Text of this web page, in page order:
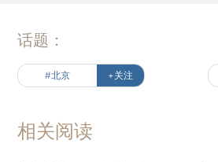
话题：
#北京 +关注
相关阅读